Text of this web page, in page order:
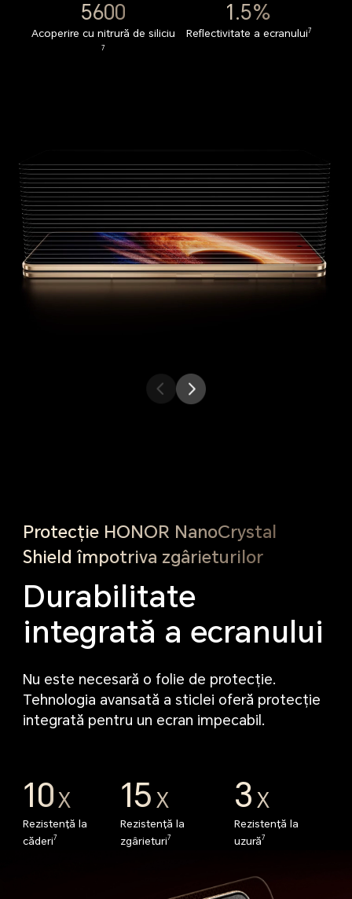
5600
Acoperire cu nitrură de siliciu
7
1.5%
Reflectivitate a ecranului 7
1.5%
Reflectivitate a ecranului
4.2%
Protecție HONOR NanoCrystal
Shield împotriva zgârieturilor
Durabilitate
integrată a ecranului
Nu este necesară o folie de protecție.
Tehnologia avansată a sticlei oferă protecție
integrată pentru un ecran impecabil.
10 X
Rezistență la
căderi 7
15 X
Rezistență la
zgârieturi 7
3 X
Rezistență la
uzură 7